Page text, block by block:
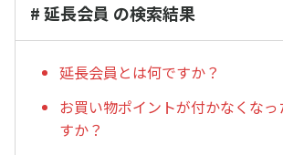
# 延長会員 の検索結果
延長会員とは何ですか？
お買い物ポイントが付かなくな
すか？